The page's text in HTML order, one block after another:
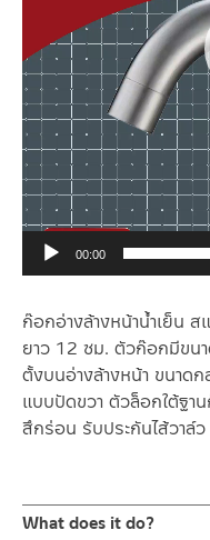
ก๊อกอ่างล้างหน้าน้ำเย็น
ยาว 12 ซม. ตัวก๊อกมีขน
ตั้งบนอ่างล้างหน้า ขนา
แบบปัดขวา ตัวล็อกใต้ฐา
สึกร่อน รับประกันไส้วา
00:00
What does it do?